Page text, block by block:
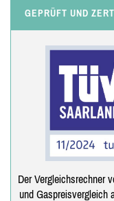
GEPRÜFT UND
Der Vergleichsrechner
und Gaspreisvergleich